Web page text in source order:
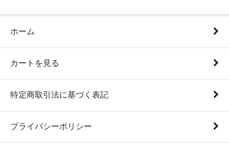
ホーム
カートを見る
特定商取引法に基づく表記
プライバシーポリシー